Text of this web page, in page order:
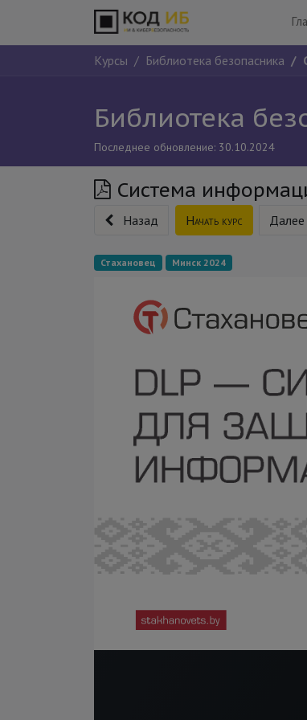
Курсы Библиотека безопасника
Библиотека
Последнее обновление: 30.10.2024
Система
Назад Начать курс Далее
Стахановец Минск 2024